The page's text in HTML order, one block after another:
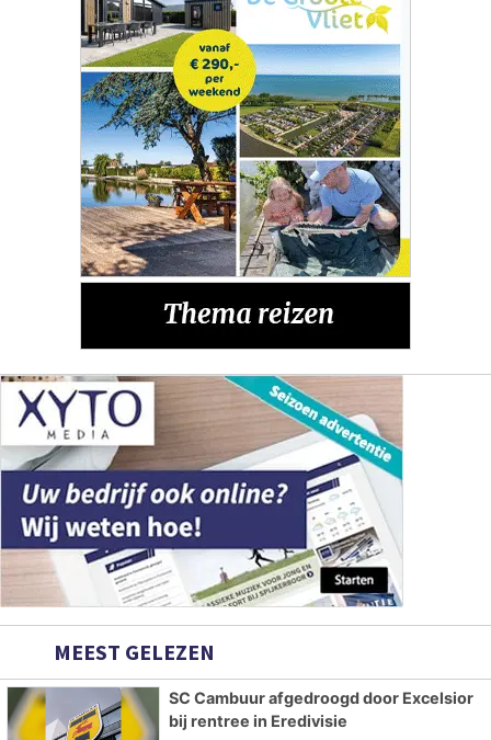
MEEST GELEZEN
SC Cambuur afgedroogd door Excelsior
bij rentree in Eredivisie